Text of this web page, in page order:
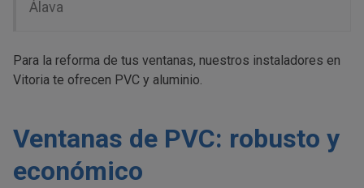
Álava
Para la reforma de tus ventanas, nuestros instaladores en
Vitoria te ofrecen PVC y aluminio.
Ventanas de PVC: robusto y
económico